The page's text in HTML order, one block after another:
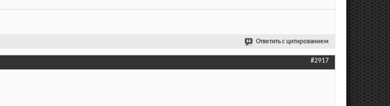
Ответить с цитированием
#2917